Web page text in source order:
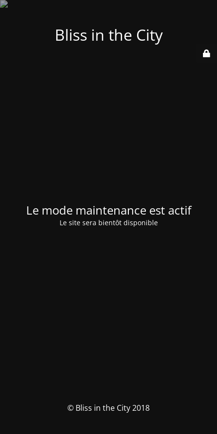
Bliss in the City
Le mode maintenance est actif
Le site sera bientôt disponible
© Bliss in the City 2018